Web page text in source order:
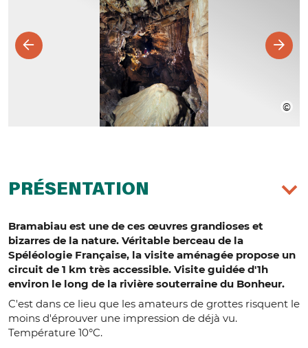
PRÉSENTATION
Bramabiau est une de ces œuvres grandioses et
bizarres de la nature. Véritable berceau de la
Spéléologie Française, la visite aménagée propose un
circuit de 1 km très accessible. Visite guidée d'1h
environ le long de la rivière souterraine du Bonheur.
C'est dans ce lieu que les amateurs de grottes risquent le
moins d'éprouver une impression de déjà vu.
Température 10°C.